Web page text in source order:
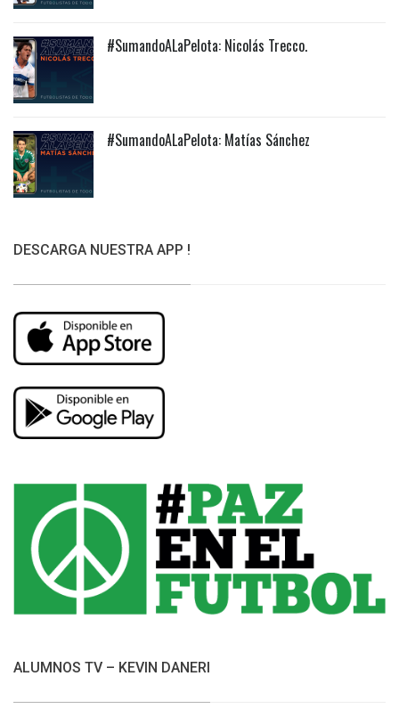
#SumandoALaPelota: Nicolás Trecco.
#SumandoALaPelota: Matías Sánchez
DESCARGA NUESTRA APP !
ALUMNOS TV – KEVIN DANERI